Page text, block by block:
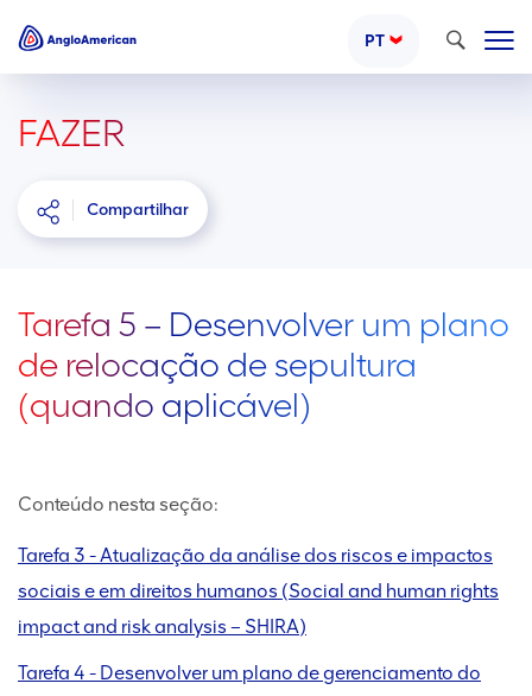
PT Pesquisar
FAZER
Compartilhar
Tarefa 5 – Desenvolver um plano
de relocação de sepultura
(quando aplicável)
Conteúdo nesta seção:
Tarefa 3 - Atualização da análise dos riscos e impactos
sociais e em direitos humanos (Social and human rights
impact and risk analysis – SHIRA)
Tarefa 4 - Desenvolver um plano de gerenciamento do